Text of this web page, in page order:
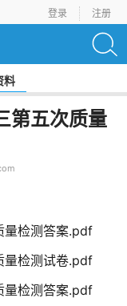
登录 注册
料
第五次质量
量检测答案.pdf
量检测试卷.pdf
量检测答案.pdf